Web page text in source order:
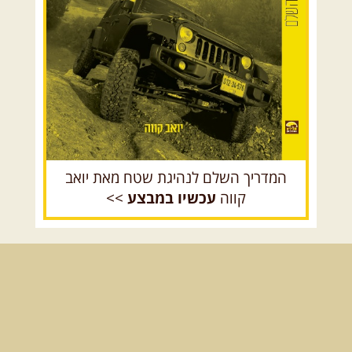
בחרנו לילה מיוחד לטיול מיוחד!
השמיים יהיו נקיים, הכוכבים ...
14.08.2026 שישי- מעיינות
ואתגרים בצפון הרמה
מסלול חדש בצפון רמת הגולן בהובלת
מדריך תושב האזור. המסלול ...
15.08.2026 שבת- חדש! נופי
הגליל ונחל צלמון
נצא מצומת גולנו למסע שטח מרתק
רכב שטח רך רכב שטח קשוח
המדריך השלם לנהיגת שטח מאת יואב
קווה עכשיו במבצע >>